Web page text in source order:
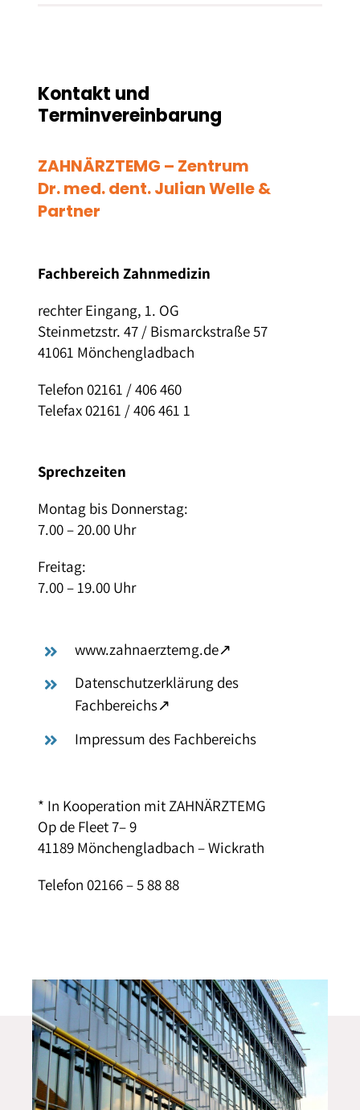
Kontakt und
Terminvereinbarung
ZAHNÄRZTEMG – Zentrum
Dr. med. dent. Julian Welle &
Partner
Fachbereich Zahnmedizin
rechter Eingang, 1. OG
Steinmetzstr. 47 / Bismarckstraße 57
41061 Mönchengladbach
Telefon 02161 / 406 460
Telefax 02161 / 406 461 1
Sprechzeiten
Montag bis Donnerstag:
7.00 – 20.00 Uhr
Freitag:
7.00 – 19.00 Uhr
www.zahnaerztemg.de– öffnet in neuem Tab
↗
Datenschutzerklärung des
Fachbereichs– öffnet in neuem Tab
↗
Impressum des Fachbereichs
* In Kooperation mit ZAHNÄRZTEMG
Op de Fleet 7– 9
41189 Mönchengladbach – Wickrath
Telefon 02166 – 5 88 88